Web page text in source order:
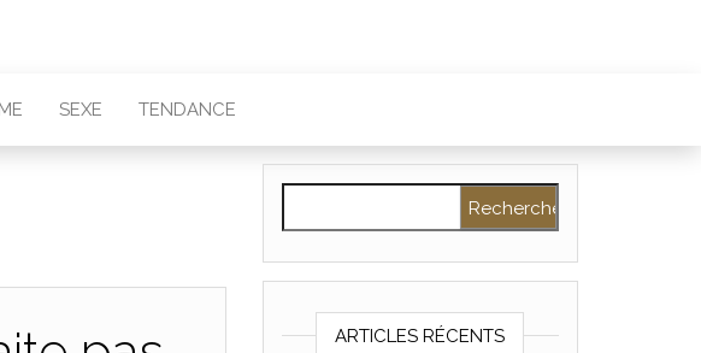
SEXE TENDANCE
ARTICLES RÉCENTS